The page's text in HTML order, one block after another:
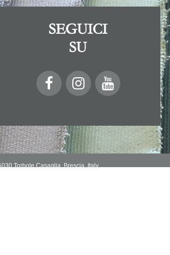
Torbole Casaglia, Brescia, Italy